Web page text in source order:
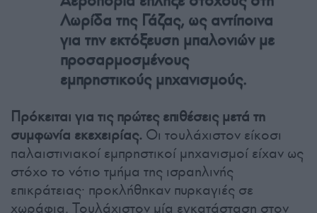
Λωρίδα της Γάζας, ως αντίποινα
για την εκτόξευση μπαλονιών με
προσαρμοσμένους
εμπρηστικούς μηχανισμούς.
Πρόκειται για τις πρώτες επιθέσεις μετά τη
συμφωνία εκεχειρίας. Οι τουλάχιστον είκοσι
παλαιστινιακοί εμπρηστικοί μηχανισμοί είχαν ως
στόχο το νότιο τμήμα της ισραηλινής
επικράτειας· προκλήθηκαν πυρκαγιές σε
χωράφια. Τουλάχιστον μία εγκατάσταση στον